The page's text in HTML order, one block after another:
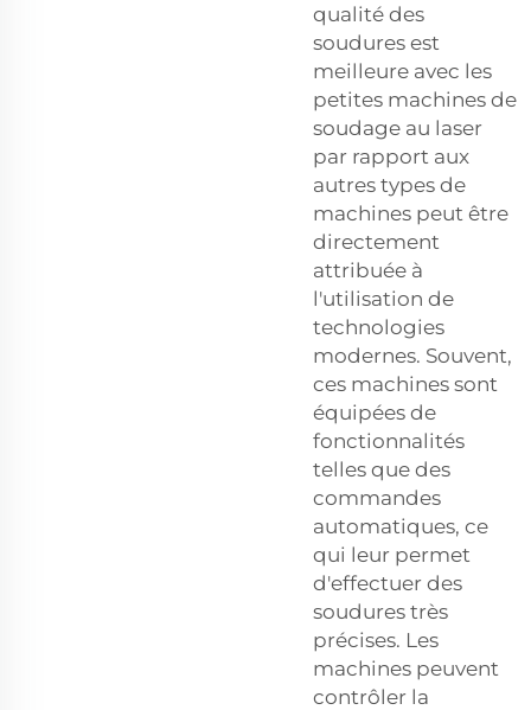
qualité des
soudures est
meilleure avec les
petites machines de
soudage au laser
par rapport aux
autres types de
machines peut être
directement
attribuée à
l'utilisation de
technologies
modernes. Souvent,
ces machines sont
équipées de
fonctionnalités
telles que des
commandes
automatiques, ce
qui leur permet
d'effectuer des
soudures très
précises. Les
machines peuvent
contrôler la